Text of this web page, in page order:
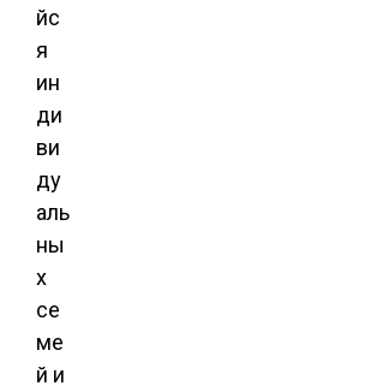
йс
я
ин
ди
ви
ду
аль
ны
х
се
ме
й и